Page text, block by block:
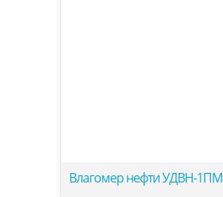
Влагомер нефти УДВН-1ПМ